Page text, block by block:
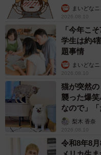
まいどな
2026.08.10
「今年こ
学生は約4
題事情
まいどな
2026.08.10
猫が突然
襲った爆
なので」
いいね」
梨木 香奈
2026.08.10
令和8年8